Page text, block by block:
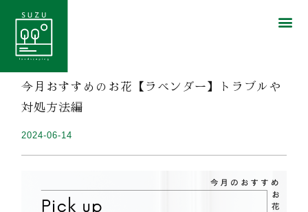
今月おすすめのお花【ラベンダー】トラブルや
対処方法編
2024-06-14